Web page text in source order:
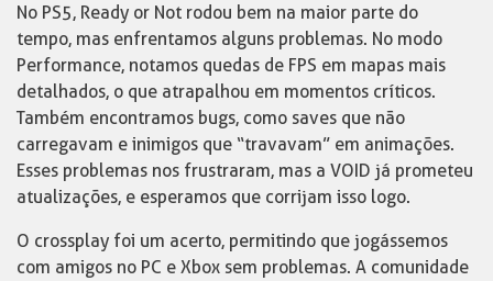
No PS5, Ready or Not rodou bem na maior parte do
tempo, mas enfrentamos alguns problemas. No modo
Performance, notamos quedas de FPS em mapas mais
detalhados, o que atrapalhou em momentos críticos.
Também encontramos bugs, como saves que não
carregavam e inimigos que “travavam” em animações.
Esses problemas nos frustraram, mas a VOID já prometeu
atualizações, e esperamos que corrijam isso logo.
O crossplay foi um acerto, permitindo que jogássemos
com amigos no PC e Xbox sem problemas. A comunidade